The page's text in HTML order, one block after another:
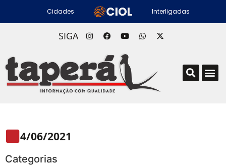
Cidades Interligadas
SIGA
4/06/2021
Categorias